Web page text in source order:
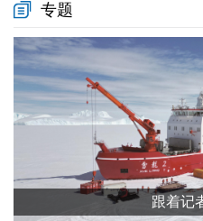
专题
跟着记